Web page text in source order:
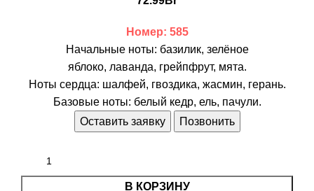
Номер: 585
Начальные ноты: базилик, зелёное
яблоко, лаванда, грейпфрут, мята.
Ноты сердца: шалфей, гвоздика, жасмин, герань.
Базовые ноты: белый кедр, ель, пачули.
Оставить заявку
Позвонить
В КОРЗИНУ